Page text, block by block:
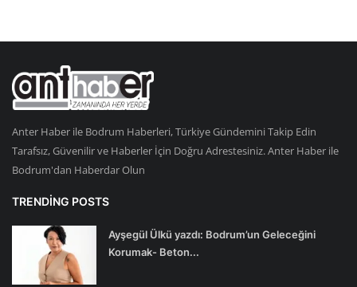
Anter Haber ile Bodrum Haberleri, Türkiye Gündemini Takip Edin
Tarafsız, Güvenilir ve Haberler İçin Doğru Adrestesiniz. Anter Haber ile
Bodrum'dan Haberdar Olun
TRENDING POSTS
Ayşegül Ülkü yazdı: Bodrum’un Geleceğini
Korumak- Beton...